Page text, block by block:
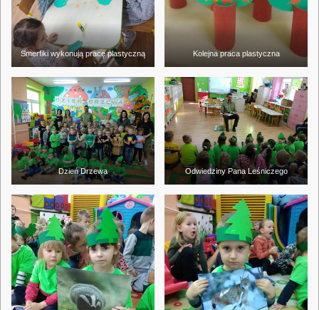
Smerfiki wykonują pracę plastyczną Kolejna praca plastyczna
Dzień Drzewa Odwiedziny Pana Leśniczego